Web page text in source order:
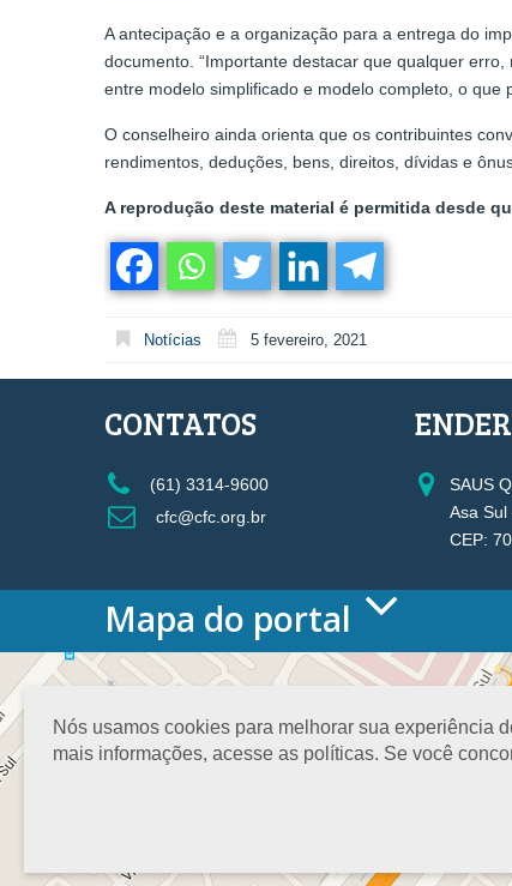
A antecipação e a organização para a entrega do
documento. “Importante destacar que qualquer
entre modelo simplificado e modelo completo, o
O conselheiro ainda orienta que os contribuintes
rendimentos, deduções, bens, direitos, dívidas e
A reprodução deste material é permitida desde
Notícias 5 fevereiro, 2021
Nós usamos cookies para melhorar sua experiência
mais informações, acesse as políticas. Se você
CONTATOS
(61) 3314-9600
cfc@cfc.org.br
SAUS
Asa Sul
CEP:
Mapa do portal
HOME
O CONSELHO
Conselho Diretor
Nossa Sede
Planejamento